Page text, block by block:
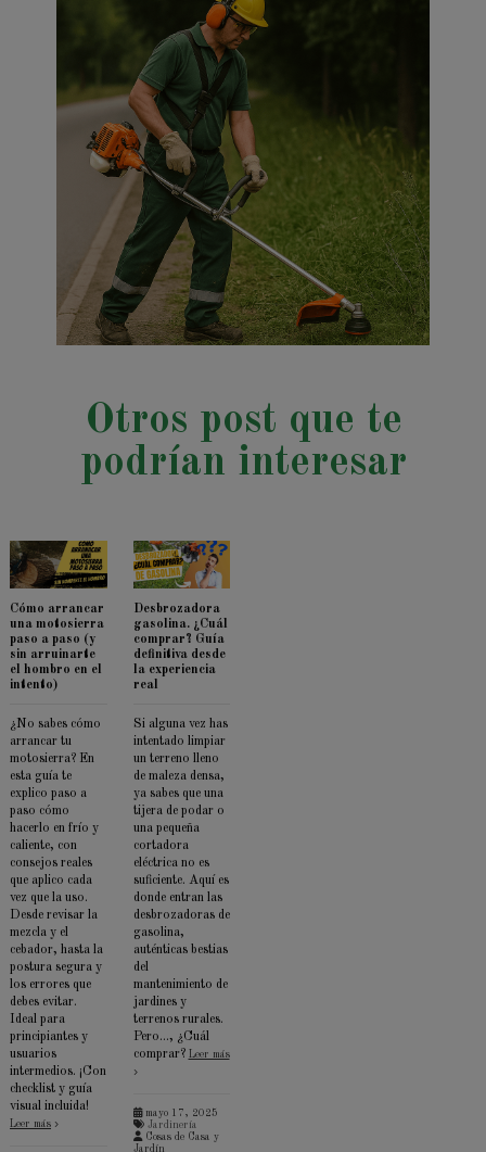
Otros post que te
podrían interesar
Cómo arrancar
una motosierra
paso a paso (y
sin arruinarte
el hombro en el
intento)
¿No sabes cómo
arrancar tu
motosierra? En
esta guía te
explico paso a
paso cómo
hacerlo en frío y
caliente, con
consejos reales
que aplico cada
vez que la uso.
Desde revisar la
mezcla y el
cebador, hasta la
postura segura y
los errores que
debes evitar.
Ideal para
principiantes y
usuarios
intermedios. ¡Con
checklist y guía
visual incluida!
Leer más
Desbrozadora
gasolina. ¿Cuál
comprar? Guía
definitiva desde
la experiencia
real
Si alguna vez has
intentado limpiar
un terreno lleno
de maleza densa,
ya sabes que una
tijera de podar o
una pequeña
cortadora
eléctrica no es
suficiente. Aquí es
donde entran las
desbrozadoras de
gasolina,
auténticas bestias
del
mantenimiento de
jardines y
terrenos rurales.
Pero..., ¿Cuál
comprar?
Leer más
mayo 17, 2025
Jardinería
Cosas de Casa y
Jardín